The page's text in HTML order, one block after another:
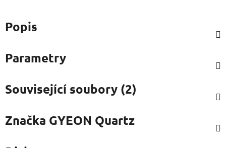
Popis
Parametry
Související soubory (2)
Značka GYEON Quartz